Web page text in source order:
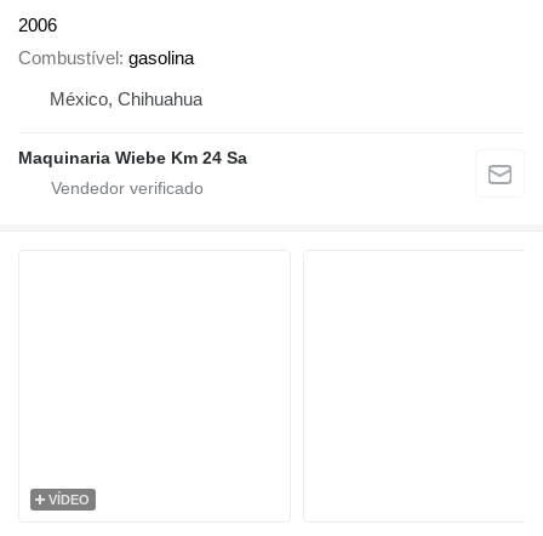
2006
Combustível gasolina
México, Chihuahua
Maquinaria Wiebe Km 24 Sa
VÍDEO